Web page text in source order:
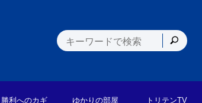
勝利へのカギ ゆかりの部屋 トリテンTV